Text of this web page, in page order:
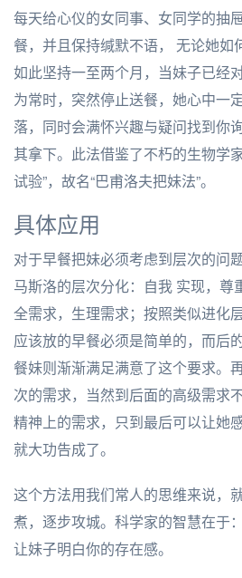
每天给心仪的女同事、女同学的抽
餐，并且保持缄默不语， 无论她如
如此坚持一至两个月，当妹子已经
为常时，突然停止送餐，她心中一
落，同时会满怀兴趣与疑问找到你
其拿下。此法借鉴了不朽的生物学
试验”，故名“巴甫洛夫把妹法”。
具体应用
对于早餐把妹必须考虑到层次的问
马斯洛的层次分化：自我 实现，尊
全需求，生理需求；按照类似进化
应该放的早餐必须是简单的，而后
餐妹则渐渐满足满意了这个要求。
次的需求，当然到后面的高级需求
精神上的需求，只到最后可以让她
就大功告成了。
这个方法用我们常人的思维来说，
煮，逐步攻城。科学家的智慧在于
让妹子明白你的存在感。